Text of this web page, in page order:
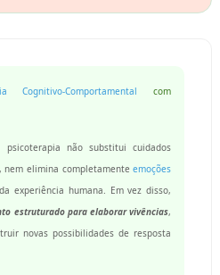
Cognitivo-Comportamental com
não substitui cuidados
nem elimina completamenteemoções
experiência humana. Em vez disso,
estruturado para elaborar vivências,
novas possibilidades de resposta